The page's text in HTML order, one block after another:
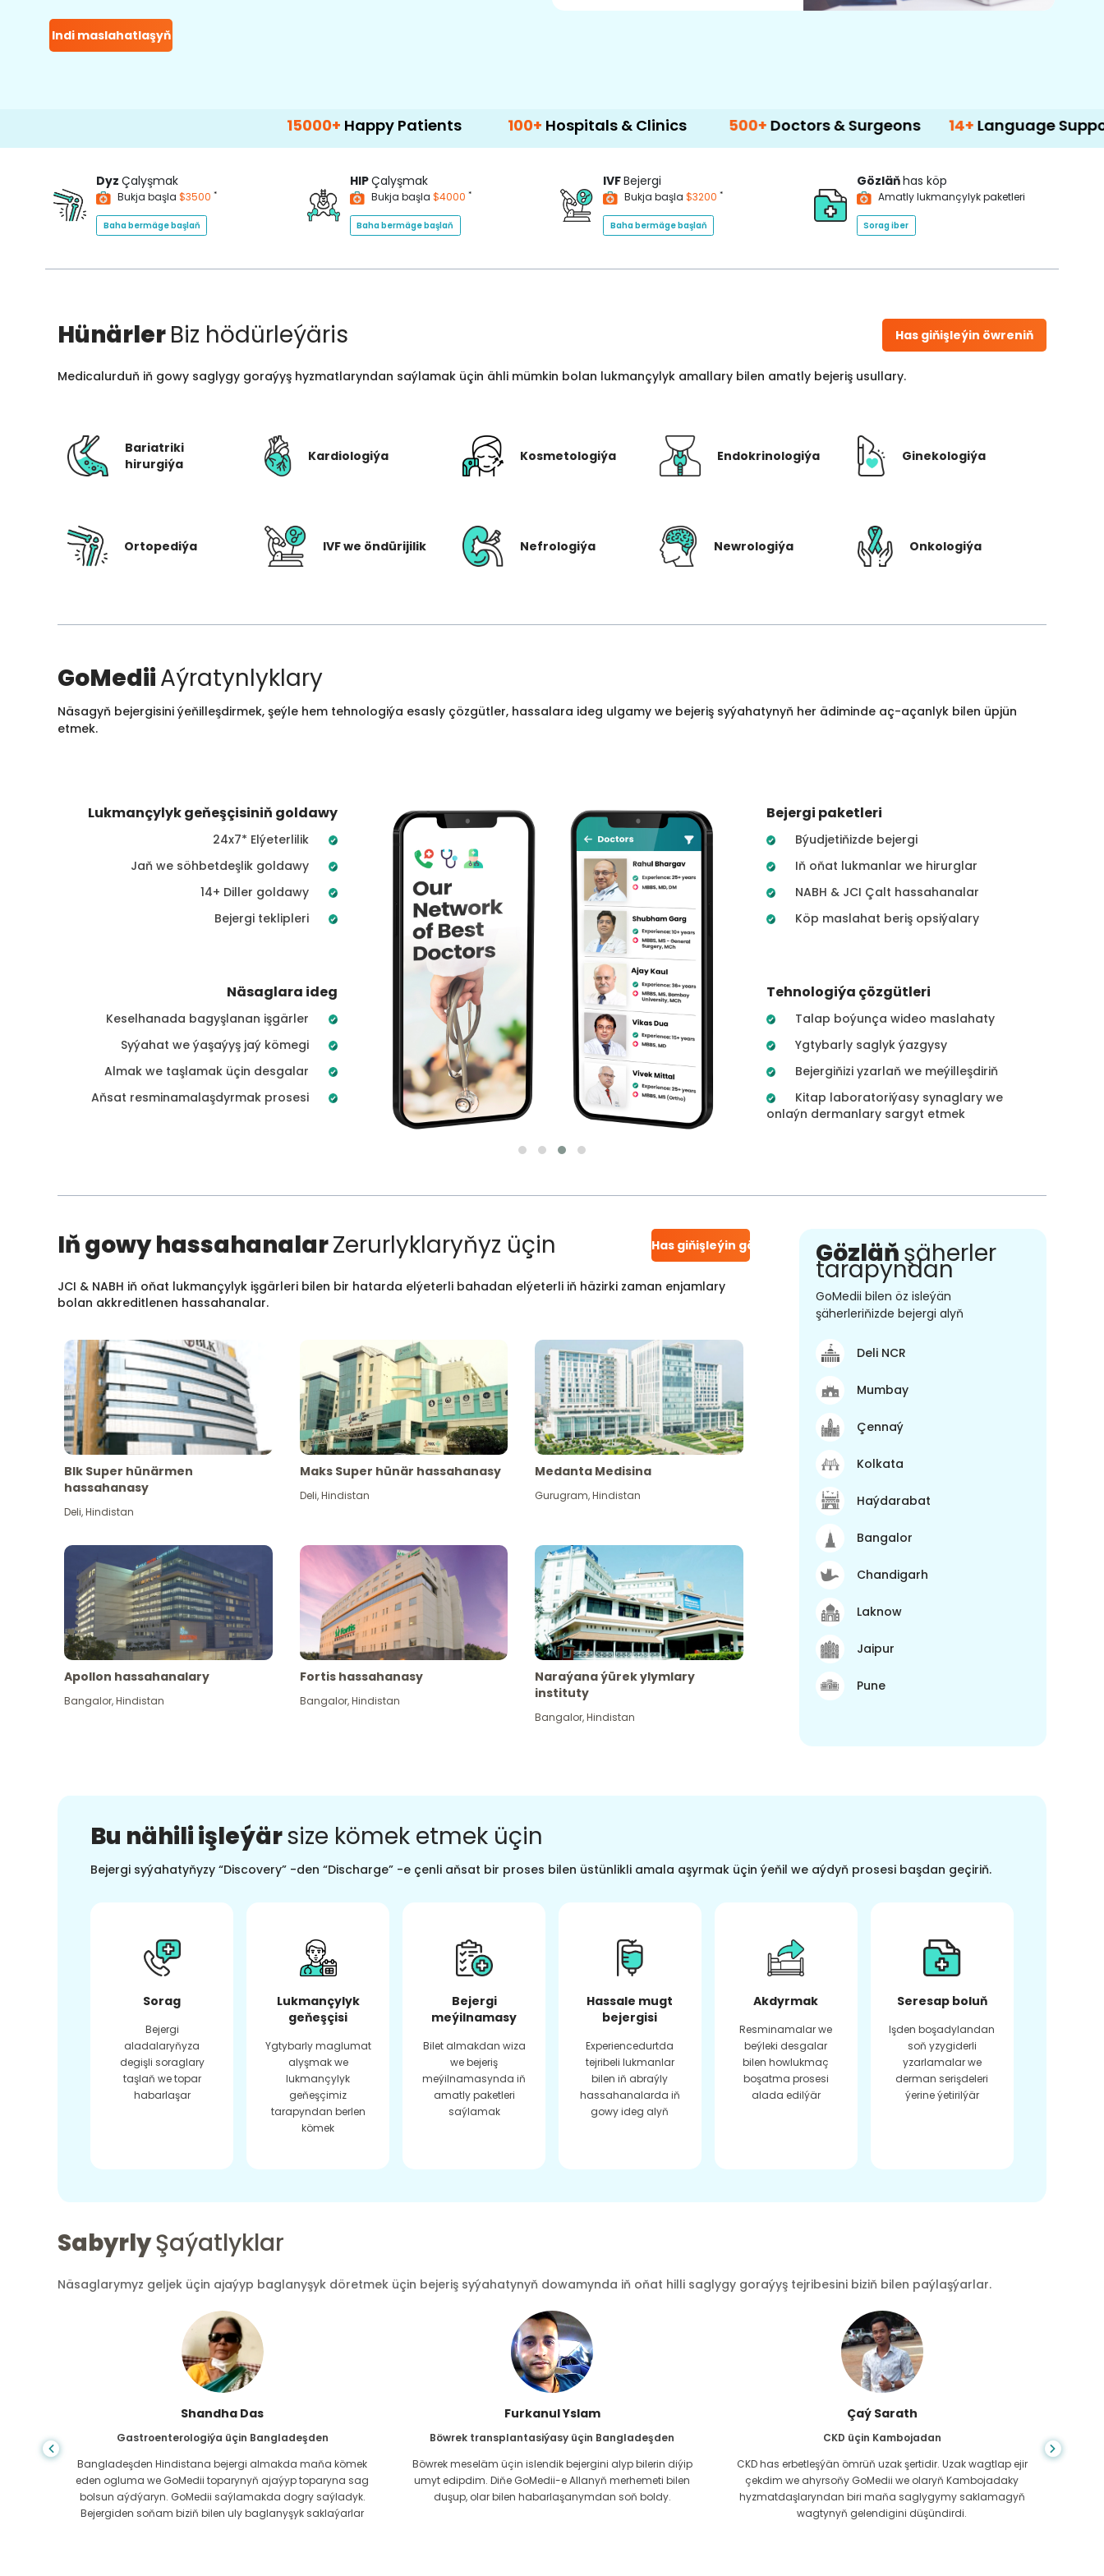
Indi maslahatlaşyň
Happy Patients 100+ Hospitals & Clinics 500+ Doctors & Surgeons 14+Language Support
Dyz Çalyşmak
Bukja başla $3500 *
Baha bermäge başlaň
HIPÇalyşmak
Bukja başla $4000 *
Baha bermäge başlaň
IVFBejergi
Bukja başla $3200 *
Baha bermäge başlaň
Gözläňhas köp
Amatly lukmançylyk paketleri
Sorag iber
HünärlerBiz hödürleýäris Has giňişleýin öwreniň
Medicalurduň iň gowy saglygy goraýyş hyzmatlaryndan saýlamak üçin ähli mümkin bolan lukmançylyk amallary bilen amatly bejeriş usullary.
Bariatriki
hirurgiýa
Kardiologiýa Kosmetologiýa Endokrinologiýa Ginekologiýa
Ortopediýa IVF we öndürijilik Nefrologiýa Newrologiýa Onkologiýa
GoMediiAýratynlyklary
Näsagyň bejergisini ýeňilleşdirmek, şeýle hem tehnologiýa esasly çözgütler, hassalara ideg ulgamy we bejeriş syýahatynyň her ädiminde aç-açanlyk bilen üpjün
etmek.
Lukmançylyk geňeşçisiniň goldawy
24x7* Elýeterlilik
Jaň we söhbetdeşlik goldawy
14+ Diller goldawy
Bejergi teklipleri
Näsaglara ideg
Keselhanada bagyşlanan işgärler
Syýahat we ýaşaýyş jaý kömegi
Almak we taşlamak üçin desgalar
Aňsat resminamalaşdyrmak prosesi
Bejergi paketleri
Býudjetiňizde bejergi
Iň oňat lukmanlar we hirurglar
NABH & JCI Çalt hassahanalar
Köp maslahat beriş opsiýalary
Tehnologiýa çözgütleri
Talap boýunça wideo maslahaty
Ygtybarly saglyk ýazgysy
Bejergiňizi yzarlaň we meýilleşdiriň
Kitap laboratoriýasy synaglary we
onlaýn dermanlary sargyt etmek
Iň gowy hassahanalarZerurlyklaryňyz üçin Has giňişleýin gör
JCI & NABH iň oňat lukmançylyk işgärleri bilen bir hatarda elýeterli bahadan elýeterli iň häzirki zaman enjamlary
bolan akkreditlenen hassahanalar.
Blk Super hünärmen
hassahanasy
Deli,Hindistan
Maks Super hünär hassahanasy
Deli,Hindistan
Medanta Medisina
Gurugram,Hindistan
Apollon hassahanalary
Bangalor,Hindistan
Fortis hassahanasy
Bangalor,Hindistan
Naraýana ýürek ylymlary
instituty
Bangalor,Hindistan
Gözläňşäherler
tarapyndan
GoMedii bilen öz isleýän
şäherleriňizde bejergi alyň
Deli NCR
Mumbay
Çennaý
Kolkata
Haýdarabat
Bangalor
Chandigarh
Laknow
Jaipur
Pune
Bu nähili işleýärsize kömek etmek üçin
Bejergi syýahatyňyzy “Discovery” -den “Discharge” -e çenli aňsat bir proses bilen üstünlikli amala aşyrmak üçin ýeňil we aýdyň prosesi başdan geçiriň.
Sorag
Bejergi
aladalaryňyza
degişli soraglary
taşlaň we topar
habarlaşar
Lukmançylyk
geňeşçisi
Ygtybarly maglumat
alyşmak we
lukmançylyk
geňeşçimiz
tarapyndan berlen
kömek
Bejergi
meýilnamasy
Bilet almakdan wiza
we bejeriş
meýilnamasynda iň
amatly paketleri
saýlamak
Hassale mugt
bejergisi
Experiencedurtda
tejribeli lukmanlar
bilen iň abraýly
hassahanalarda iň
gowy ideg alyň
Akdyrmak
Resminamalar we
beýleki desgalar
bilen howlukmaç
boşatma prosesi
alada edilýär
Seresap boluň
Işden boşadylandan
soň yzygiderli
yzarlamalar we
derman serişdeleri
ýerine ýetirilýär
SabyrlyŞaýatlyklar
Näsaglarymyz geljek üçin ajaýyp baglanyşyk döretmek üçin bejeriş syýahatynyň dowamynda iň oňat hilli saglygy goraýyş tejribesini biziň bilen paýlaşýarlar.
Shandha Das
Gastroenterologiýa üçin Bangladeşden
Bangladeşden Hindistana bejergi almakda maňa kömek
eden ogluma we GoMedii toparynyň ajaýyp toparyna sag
bolsun aýdýaryn. GoMedii saýlamakda dogry saýladyk.
Bejergiden soňam biziň bilen uly baglanyşyk saklaýarlar
Furkanul Yslam
Böwrek transplantasiýasy üçin Bangladeşden
Böwrek meseläm üçin islendik bejergini alyp bilerin diýip
umyt edipdim. Diňe GoMedii-e Allanyň merhemeti bilen
duşup, olar bilen habarlaşanymdan soň boldy.
Çaý Sarath
CKD üçin Kambojadan
CKD has erbetleşýän ömrüň uzak şertidir. Uzak wagtlap ejir
çekdim we ahyrsoňy GoMedii we olaryň Kambojadaky
hyzmatdaşlaryndan biri maňa saglygymy saklamagyň
wagtynyň gelendigini düşündirdi.